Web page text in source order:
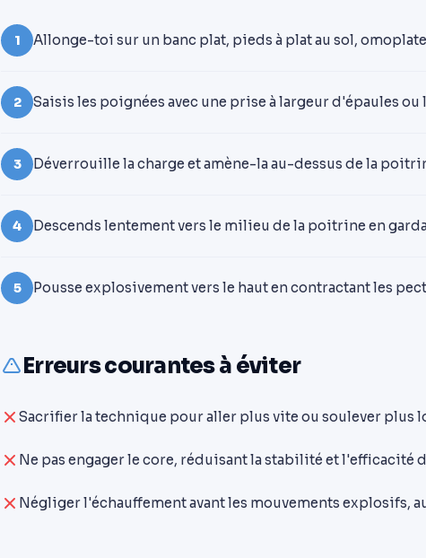
1 Allonge-toi sur un banc plat, pieds à plat au sol,
2 Saisis les poignées avec une prise à largeur d'épaules
3 Déverrouille la charge et amène-la au-dessus de la
4 Descends lentement vers le milieu de la poitrine en
5 Pousse explosivement vers le haut en contractant les
Erreurs courantes à éviter
Sacrifier la technique pour aller plus vite ou soulever plus
Ne pas engager le core, réduisant la stabilité et l'efficacité
Négliger l'échauffement avant les mouvements explosifs,